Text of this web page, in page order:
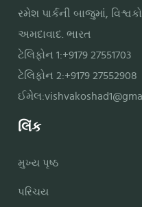
રમેશ પાર્કની બાજુમાં,
અમદાવાદ. ભારત
ટેલિફોન 1:+9179 27551703
ટેલિફોન 2:+9179 27552908
ઈમેલ:
લિંક
મુખ્ય પૃષ્ઠ
પરિચય